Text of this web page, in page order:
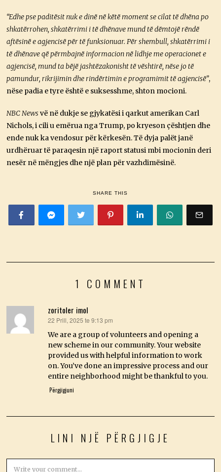
“Edhe pse paditësit nuk e dinë në këtë moment se cilat të dhëna po
shkatërrohen, shkatërrimi i të dhënave mund të dëmtojë rëndë
aftësinë e agjencisë për të funksionuar. Për shembull, shkatërrimi i
të dhënave që përmbajnë informacion në lidhje me operacionet e
agjencisë, mund ta bëjë jashtëzakonisht të vështirë, nëse jo të
pamundur, rikrijimin dhe rindërtimin e programimit të agjencisë”,
nëse padia e tyre është e suksesshme, shton mocioni.
NBC Newsvë në dukje se gjykatësi i qarkut amerikan Carl
Nichols, i cili u emërua nga Trump, po kryeson çështjen dhe
ende nuk ka vendosur për kërkesën. Të dyja palët janë
urdhëruar të paraqesin një raport statusi mbi mocionin deri
nesër në mëngjes dhe një plan për vazhdimësinë.
SHARE THIS
1 COMMENT
zoritoler imol
thotë:
22 Prill, 2025 te 9:13 pm
We are a group of volunteers and opening a
new scheme in our community. Your website
provided us with helpful information to work
on. You’ve done an impressive process and our
entire neighborhood might be thankful to you.
Përgjigjuni
LINI NJË PËRGJIGJE